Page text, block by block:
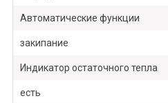
Автоматические функции
закипание
Индикатор остаточного тепла
есть